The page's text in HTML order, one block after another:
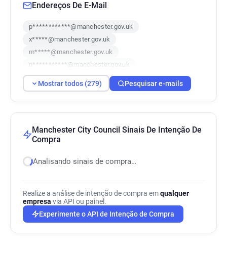
Endereços De E-Mail
p************@manchester.gov.uk
x*****@manchester.gov.uk
m*****@manchester.gov.uk
n***********@manchester.gov.uk
g******@manchester.gov.uk
i******@manchester.gov.uk
e*****@manchester.gov.uk
o**********@manchester.gov.uk
h************@manchester.gov.uk
j***********@manchester.gov.uk
n***********@manchester.gov.uk
r*****@manchester.gov.uk
Mostrar todos (279) Pesquisar e-mails
Manchester City Council Sinais De Intenção De
Compra
Analisando sinais de compra…
Realize a análise de intenção de compra emqualquer
empresa via API ou painel.
Experimente o API de Intenção de Compra